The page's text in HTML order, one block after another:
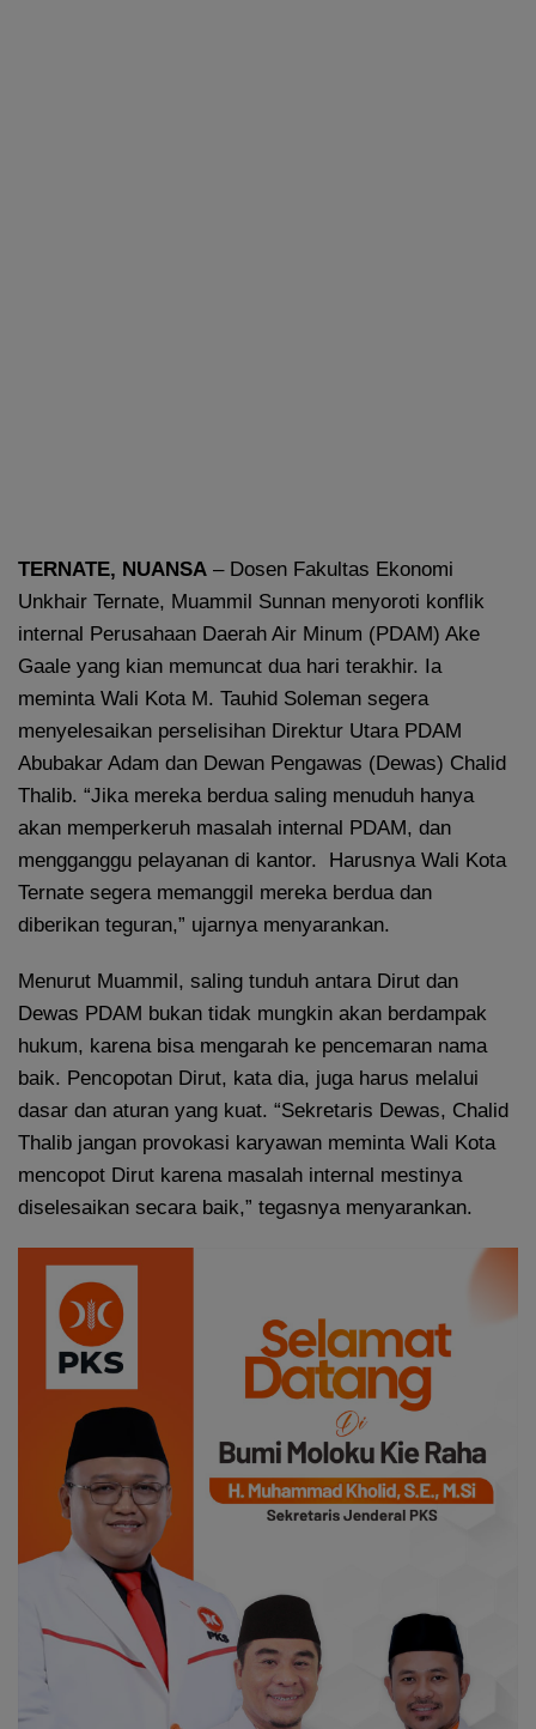
TERNATE, NUANSA – Dosen Fakultas Ekonomi
Unkhair Ternate, Muammil Sunnan menyoroti konflik
internal Perusahaan Daerah Air Minum (PDAM) Ake
Gaale yang kian memuncat dua hari terakhir. Ia
meminta Wali Kota M. Tauhid Soleman segera
menyelesaikan perselisihan Direktur Utara PDAM
Abubakar Adam dan Dewan Pengawas (Dewas) Chalid
Thalib. “Jika mereka berdua saling menuduh hanya
akan memperkeruh masalah internal PDAM, dan
mengganggu pelayanan di kantor. Harusnya Wali Kota
Ternate segera memanggil mereka berdua dan
diberikan teguran,” ujarnya menyarankan.
Menurut Muammil, saling tunduh antara Dirut dan
Dewas PDAM bukan tidak mungkin akan berdampak
hukum, karena bisa mengarah ke pencemaran nama
baik. Pencopotan Dirut, kata dia, juga harus melalui
dasar dan aturan yang kuat. “Sekretaris Dewas, Chalid
Thalib jangan provokasi karyawan meminta Wali Kota
mencopot Dirut karena masalah internal mestinya
diselesaikan secara baik,” tegasnya menyarankan.